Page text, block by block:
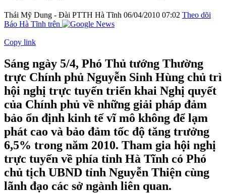
Thái Mỹ Dung - Đài PTTH Hà Tĩnh 06/04/2010 07:02 Theo dõi
Báo Hà Tĩnh trên
Copy link
Sáng ngày 5/4, Phó Thủ tướng Thường
trực Chính phủ Nguyễn Sinh Hùng chủ trì
hội nghị trực tuyến triển khai Nghị quyết
của Chính phủ về những giải pháp đảm
bảo ổn định kinh tế vĩ mô không để lạm
phát cao và bảo đảm tốc độ tăng trưởng
6,5% trong năm 2010. Tham gia hội nghị
trực tuyến về phía tỉnh Hà Tĩnh có Phó
chủ tịch UBND tỉnh Nguyễn Thiện cùng
lãnh đạo các sở ngành liên quan.